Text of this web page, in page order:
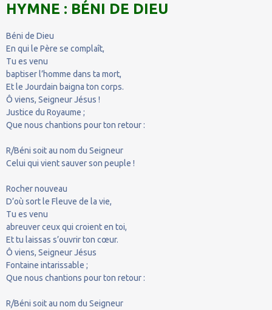
HYMNE : BÉNI DE DIEU
Béni de Dieu
En qui le Père se complaît,
Tu es venu
baptiser l’homme dans ta mort,
Et le Jourdain baigna ton corps.
Ô viens, Seigneur Jésus !
Justice du Royaume ;
Que nous chantions pour ton retour :
R/Béni soit au nom du Seigneur
Celui qui vient sauver son peuple !
Rocher nouveau
D’où sort le Fleuve de la vie,
Tu es venu
abreuver ceux qui croient en toi,
Et tu laissas s’ouvrir ton cœur.
Ô viens, Seigneur Jésus
Fontaine intarissable ;
Que nous chantions pour ton retour :
R/Béni soit au nom du Seigneur